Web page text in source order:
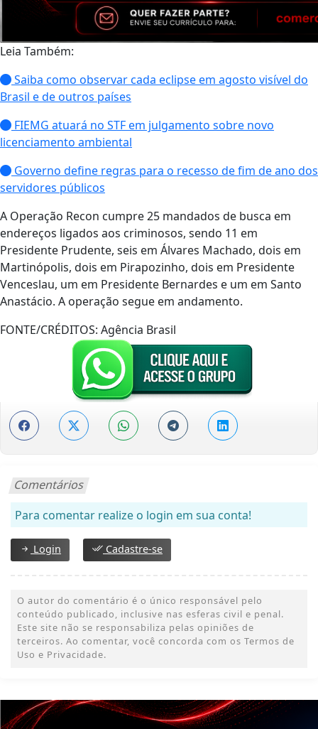
Leia Também:
Saiba como observar cada eclipse em agosto visível do
Brasil e de outros países
FIEMG atuará no STF em julgamento sobre novo
licenciamento ambiental
Governo define regras para o recesso de fim de ano dos
servidores públicos
A Operação Recon cumpre 25 mandados de busca em
endereços ligados aos criminosos, sendo 11 em
Presidente Prudente, seis em Álvares Machado, dois em
Martinópolis, dois em Pirapozinho, dois em Presidente
Venceslau, um em Presidente Bernardes e um em Santo
Anastácio. A operação segue em andamento.
FONTE/CRÉDITOS: Agência Brasil
Comentários
Para comentar realize o login em sua conta!
Login Cadastre-se
O autor do comentário é o único responsável pelo
conteúdo publicado, inclusive nas esferas civil e penal.
Este site não se responsabiliza pelas opiniões de
terceiros. Ao comentar, você concorda com os Termos de
Uso e Privacidade.